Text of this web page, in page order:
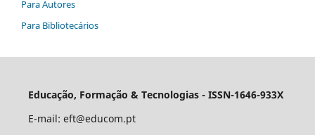
Para Autores
Para Bibliotecários
Educação, Formação & Tecnologias - ISSN-1646-933X
E-mail: eft@educom.pt